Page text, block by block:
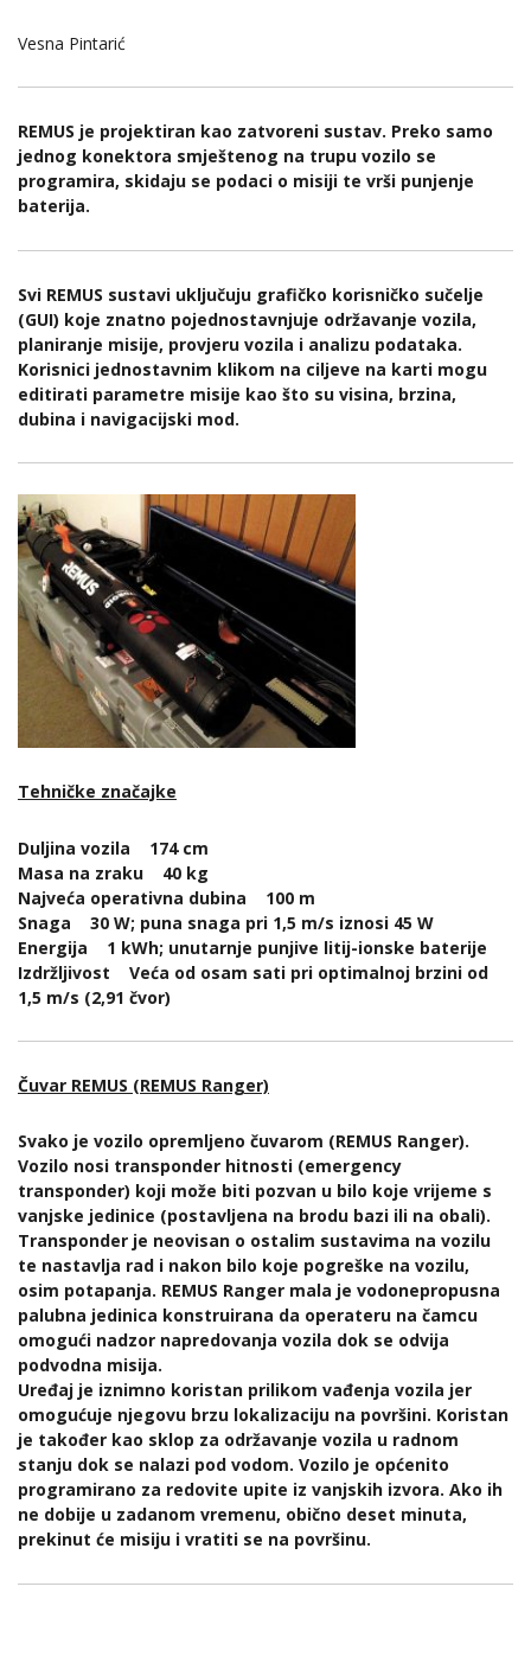
Vesna Pintarić
REMUS je projektiran kao zatvoreni sustav. Preko samo
jednog konektora smještenog na trupu vozilo se
programira, skidaju se podaci o misiji te vrši punjenje
baterija.
Svi REMUS sustavi uključuju grafičko korisničko sučelje
(GUI) koje znatno pojednostavnjuje održavanje vozila,
planiranje misije, provjeru vozila i analizu podataka.
Korisnici jednostavnim klikom na ciljeve na karti mogu
editirati parametre misije kao što su visina, brzina,
dubina i navigacijski mod.
Tehničke značajke
Duljina vozila 174 cm
Masa na zraku 40 kg
Najveća operativna dubina 100 m
Snaga 30 W; puna snaga pri 1,5 m/s iznosi 45 W
Energija 1 kWh; unutarnje punjive litij-ionske baterije
Izdržljivost Veća od osam sati pri optimalnoj brzini od
1,5 m/s (2,91 čvor)
Čuvar REMUS (REMUS Ranger)
Svako je vozilo opremljeno čuvarom (REMUS Ranger).
Vozilo nosi transponder hitnosti (emergency
transponder) koji može biti pozvan u bilo koje vrijeme s
vanjske jedinice (postavljena na brodu bazi ili na obali).
Transponder je neovisan o ostalim sustavima na vozilu
te nastavlja rad i nakon bilo koje pogreške na vozilu,
osim potapanja. REMUS Ranger mala je vodonepropusna
palubna jedinica konstruirana da operateru na čamcu
omogući nadzor napredovanja vozila dok se odvija
podvodna misija.
Uređaj je iznimno koristan prilikom vađenja vozila jer
omogućuje njegovu brzu lokalizaciju na površini. Koristan
je također kao sklop za održavanje vozila u radnom
stanju dok se nalazi pod vodom. Vozilo je općenito
programirano za redovite upite iz vanjskih izvora. Ako ih
ne dobije u zadanom vremenu, obično deset minuta,
prekinut će misiju i vratiti se na površinu.